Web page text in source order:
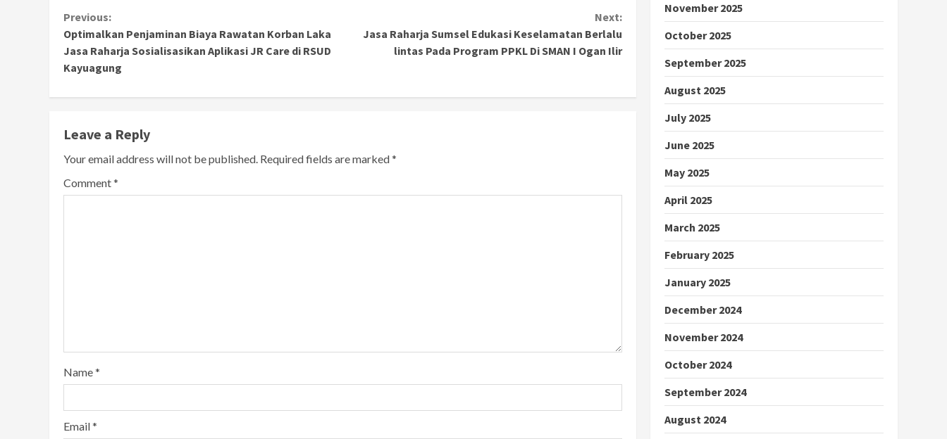
Continue
Reading
Previous:
Optimalkan Penjaminan Biaya Rawatan Korban Laka
Jasa Raharja Sosialisasikan Aplikasi JR Care di RSUD
Kayuagung
Next:
Jasa Raharja Sumsel Edukasi Keselamatan Berlalu
lintas Pada Program PPKL Di SMAN I Ogan Ilir
Leave a Reply
Your email address will not be published. Required fields are marked*
Comment*
Name*
Email*
November 2025
October 2025
September 2025
August 2025
July 2025
June 2025
May 2025
April 2025
March 2025
February 2025
January 2025
December 2024
November 2024
October 2024
September 2024
August 2024